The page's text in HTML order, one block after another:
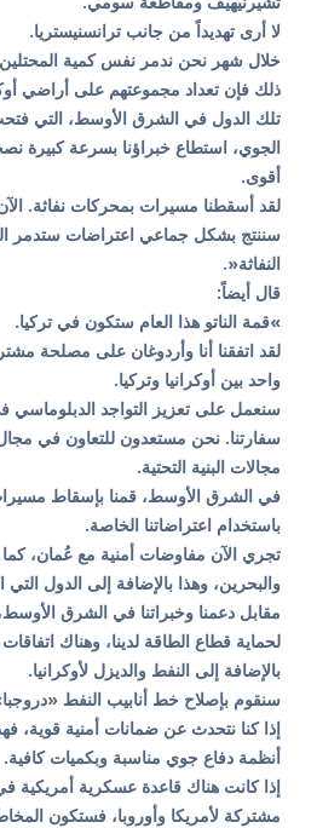
لا أرى تهديداً من جانب ترانسنيستريا.
خلال شهر نحن ندمر نفس كمية
ذلك فإن تعداد مجموعتهم على أراضي
تلك الدول في الشرق الأوسط، التي
الجوي، استطاع خبراؤنا بسرعة كبيرة
أقوى.
لقد أسقطنا مسيرات بمحركات نفاثة.
سننتج بشكل جماعي اعتراضات ستدمر
النفاثة«.
قال أيضاً:
»قمة الناتو هذا العام ستكون في تركيا.
لقد اتفقنا أنا وأردوغان على مصلحة
واحد بين أوكرانيا وتركيا.
سنعمل على تعزيز التواجد
سفارتنا. نحن مستعدون للتعاون في
مجالات البنية التحتية.
في الشرق الأوسط، قمنا بإسقاط
باستخدام اعتراضاتنا الخاصة.
تجري الآن مفاوضات أمنية مع عُمان،
والبحرين، وهذا بالإضافة إلى الدول التي
مقابل دعمنا وخبراتنا في الشرق
لحماية قطاع الطاقة لدينا، وهناك
بالإضافة إلى النفط والديزل لأوكرانيا.
سنقوم بإصلاح خط أنابيب النفط
إذا كنا نتحدث عن ضمانات أمنية قوية،
أنظمة دفاع جوي مناسبة وبكميات كافية.
إذا كانت هناك قاعدة عسكرية أمريكية في
مشتركة لأمريكا وأوروبا، فستكون